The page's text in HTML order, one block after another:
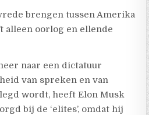
brengen tussen Amerika
alleen oorlog en ellende
naar een dictatuur
van spreken en van
wordt, heeft Elon Musk
bij de ‘elites’, omdat hij